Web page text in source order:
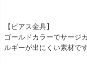
【ピアス金具】
ゴールドカラーでサージ
ルギーが出にくい素材です